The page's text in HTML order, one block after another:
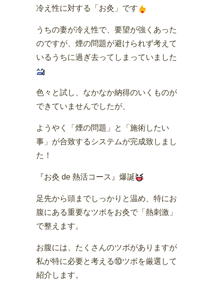
冷え性に対する「お灸」です
うちの妻が冷え性で、要望が強くあった
のですが、煙の問題が避けられず考えて
いるうちに過ぎ去ってしまっていました
色々と試し、なかなか納得のいくものが
できていませんでしたが、
ようやく「煙の問題」と「施術したい
事」が合致するシステムが完成致しまし
た！
『お灸 de 熱活コース』爆誕
足先から頭までしっかりと温め、特にお
腹にある重要なツボをお灸で「熱刺激」
で整えます。
お腹には、たくさんのツボがありますが
私が特に必要と考える⑩ツボを厳選して
紹介します。